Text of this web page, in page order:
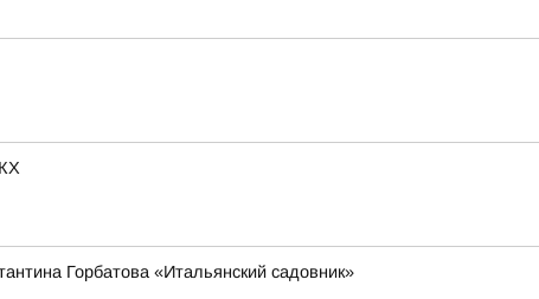
Горбатова «Итальянский садовник»